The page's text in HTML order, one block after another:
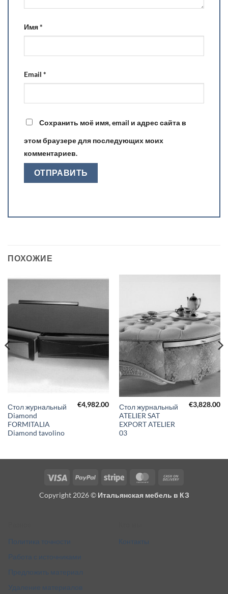
Имя*
Email *
Сохранить моё имя, email и адрес сайта в
этом браузере для последующих моих
комментариев.
ПОХОЖИЕ
Стол журнальный
Diamond
FORMITALIA
Diamond tavolino
€4,982.00
Стол журнальный
ATELIER SAT
EXPORT ATELIER
03
€3,828.00
Visa PayPal Stripe MasterCard
Delivery
Copyright 2026 © Итальянская мебель в КЗ
Политика точности
Работа с источниками
Предложить материал
Удаление материалов
Контакты